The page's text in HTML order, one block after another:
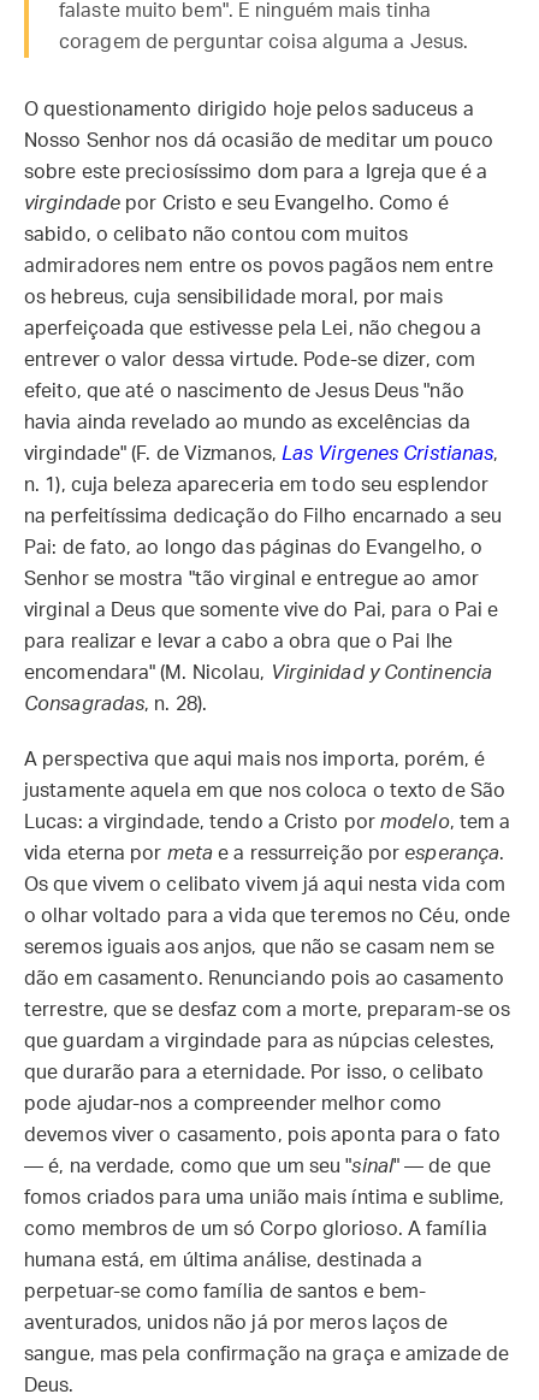
falaste muito bem". E ninguém mais tinha
coragem de perguntar coisa alguma a Jesus.
O questionamento dirigido hoje pelos saduceus a
Nosso Senhor nos dá ocasião de meditar um pouco
sobre este preciosíssimo dom para a Igreja que é a
virgindade por Cristo e seu Evangelho. Como é
sabido, o celibato não contou com muitos
admiradores nem entre os povos pagãos nem entre
os hebreus, cuja sensibilidade moral, por mais
aperfeiçoada que estivesse pela Lei, não chegou a
entrever o valor dessa virtude. Pode-se dizer, com
efeito, que até o nascimento de Jesus Deus "não
havia ainda revelado ao mundo as excelências da
virgindade" (F. de Vizmanos, Las Virgenes Cristianas,
n. 1), cuja beleza apareceria em todo seu esplendor
na perfeitíssima dedicação do Filho encarnado a seu
Pai: de fato, ao longo das páginas do Evangelho, o
Senhor se mostra "tão virginal e entregue ao amor
virginal a Deus que somente vive do Pai, para o Pai e
para realizar e levar a cabo a obra que o Pai lhe
encomendara" (M. Nicolau, Virginidad y Continencia
Consagradas, n. 28).
A perspectiva que aqui mais nos importa, porém, é
justamente aquela em que nos coloca o texto de São
Lucas: a virgindade, tendo a Cristo pormodelo, tem a
vida eterna por meta e a ressurreição por esperança.
Os que vivem o celibato vivem já aqui nesta vida com
o olhar voltado para a vida que teremos no Céu, onde
seremos iguais aos anjos, que não se casam nem se
dão em casamento. Renunciando pois ao casamento
terrestre, que se desfaz com a morte, preparam-se os
que guardam a virgindade para as núpcias celestes,
que durarão para a eternidade. Por isso, o celibato
pode ajudar-nos a compreender melhor como
devemos viver o casamento, pois aponta para o fato
— é, na verdade, como que um seu "sinal" — de que
fomos criados para uma união mais íntima e sublime,
como membros de um só Corpo glorioso. A família
humana está, em última análise, destinada a
perpetuar-se como família de santos e bem-
aventurados, unidos não já por meros laços de
sangue, mas pela confirmação na graça e amizade de
Deus.